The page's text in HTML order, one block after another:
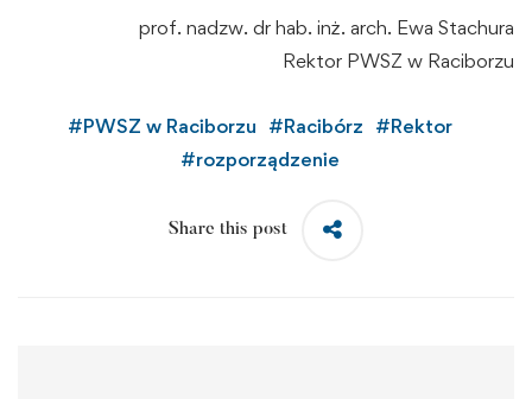
prof. nadzw. dr hab. inż. arch. Ewa Stachura
Rektor PWSZ w Raciborzu
#PWSZ w Raciborzu #Racibórz #Rektor
#rozporządzenie
Share this post